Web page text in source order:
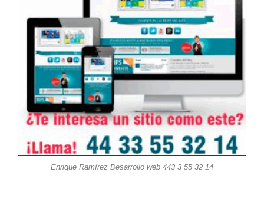
Enrique Ramírez Desarrollo web 443 3 55 32 14